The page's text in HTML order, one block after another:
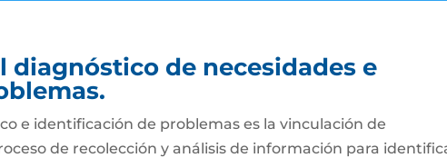
diagnóstico de necesidades e
e identificación de problemas es la vinculación de
de recolección y análisis de información para